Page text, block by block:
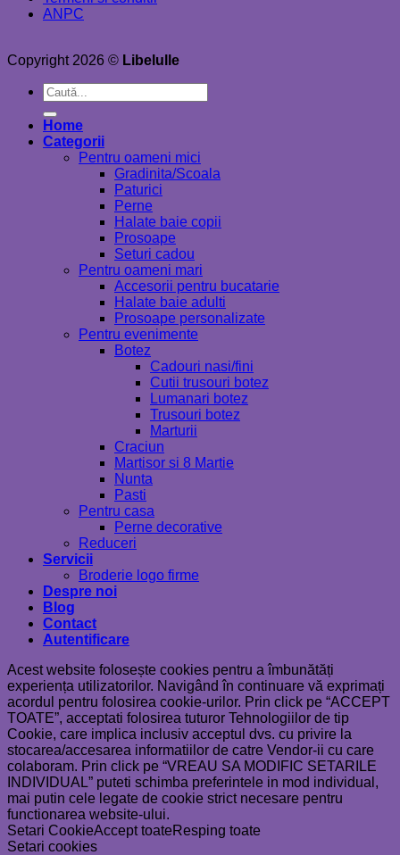
ANPC
Copyright 2026 © Libelulle
Caută
după:
Home
Categorii
Pentru oameni mici
Gradinita/Scoala
Paturici
Perne
Halate baie copii
Prosoape
Seturi cadou
Pentru oameni mari
Accesorii pentru bucatarie
Halate baie adulti
Prosoape personalizate
Pentru evenimente
Botez
Cadouri nasi/fini
Cutii trusouri botez
Lumanari botez
Trusouri botez
Marturii
Craciun
Martisor si 8 Martie
Nunta
Pasti
Pentru casa
Perne decorative
Reduceri
Servicii
Broderie logo firme
Despre noi
Blog
Contact
Autentificare
Acest website folosește cookies pentru a îmbunătăți
experiența utilizatorilor. Navigând în continuare vă exprimați
acordul pentru folosirea cookie-urilor. Prin click pe “ACCEPT
TOATE”, acceptati folosirea tuturor Tehnologiilor de tip
Cookie, care implica inclusiv acceptul dvs. cu privire la
stocarea/accesarea informatiilor de catre Vendor-ii cu care
colaboram. Prin click pe “VREAU SA MODIFIC SETARILE
INDIVIDUAL” puteti schimba preferintele in mod individual,
mai putin cele legate de cookie strict necesare pentru
functionarea website-ului.
Setari CookieAccept toateResping toate
Setari cookies